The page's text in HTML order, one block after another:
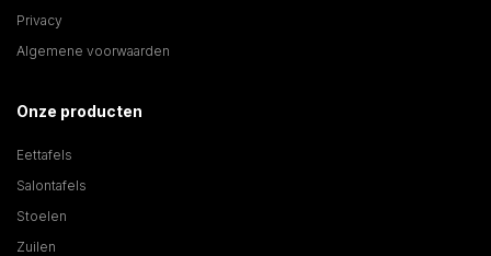
Privacy
Algemene voorwaarden
Onze producten
Eettafels
Salontafels
Stoelen
Zuilen